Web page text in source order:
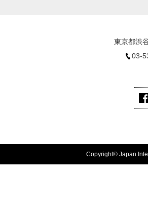
東京都渋
03-
Copyright© Japan